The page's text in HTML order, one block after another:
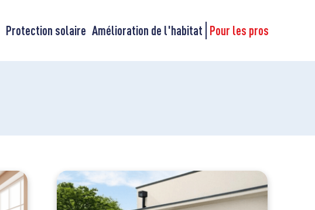
Protection solaire Amélioration de l'habitat Pour les pros